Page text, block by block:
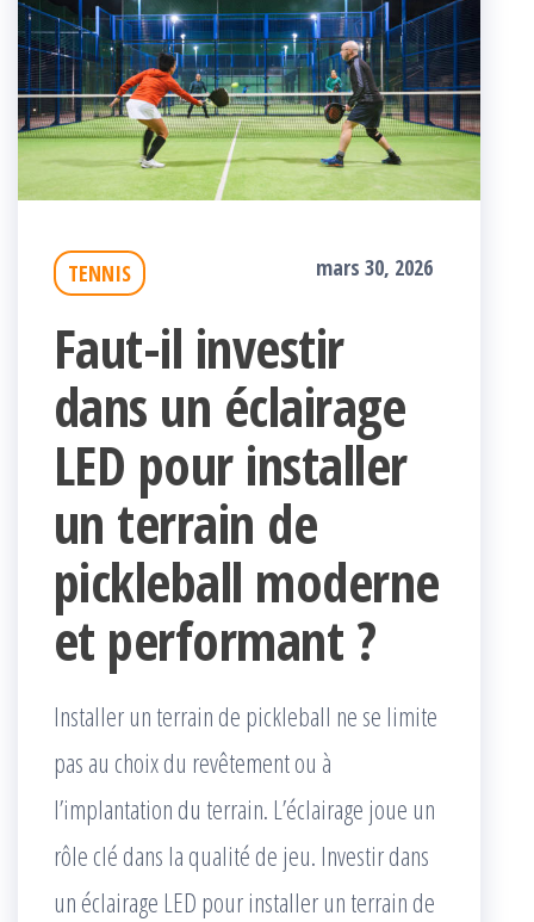
TENNIS mars 30, 2026
Faut-il investir
dans un éclairage
LED pour installer
un terrain de
pickleball moderne
et performant ?
Installer un terrain de pickleball ne se limite
pas au choix du revêtement ou à
l’implantation du terrain. L’éclairage joue un
rôle clé dans la qualité de jeu. Investir dans
un éclairage LED pour installer un terrain de